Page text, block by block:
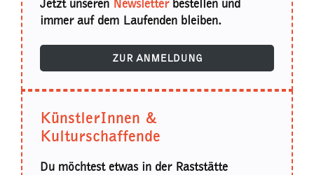
Jetzt unseren Newsletterbestellen und
immer auf dem Laufenden bleiben.
ZUR ANMELDUNG
KünstlerInnen &
Kulturschaffende
Du möchtest etwas in der Raststätte